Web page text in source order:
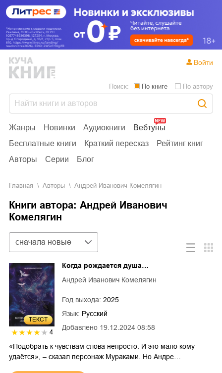
Жанры Новинки Аудиокниги
Вебтуны
Бесплатные книги
Краткий пересказ
Рейтинг книг
Авторы
Серии Блог
Поиск: По книге По автору
Войти
Главная Aвторы Андрей Иванович Комелягин
Книги автора: Андрей Иванович
Комелягин
Сортировка
сначала новые
ТЕКСТ
4
Добавлено 19.12.2024 08:58
Когда рождается душа…
Андрей Иванович Комелягин
Год выхода: 2025
Язык: Русский
«Подобрать к чувствам слова непросто. И это мало кому
удаётся», – сказал персонаж Мураками. Но Андре…